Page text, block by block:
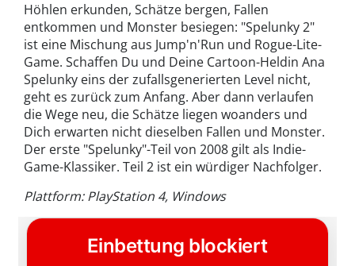
Höhlen erkunden, Schätze bergen, Fallen
entkommen und Monster besiegen: "Spelunky 2"
ist eine Mischung aus Jump'n'Run und Rogue-Lite-
Game. Schaffen Du und Deine Cartoon-Heldin Ana
Spelunky eins der zufallsgenerierten Level nicht,
geht es zurück zum Anfang. Aber dann verlaufen
die Wege neu, die Schätze liegen woanders und
Dich erwarten nicht dieselben Fallen und Monster.
Der erste "Spelunky"-Teil von 2008 gilt als Indie-
Game-Klassiker. Teil 2 ist ein würdiger Nachfolger.
Plattform: PlayStation 4, Windows